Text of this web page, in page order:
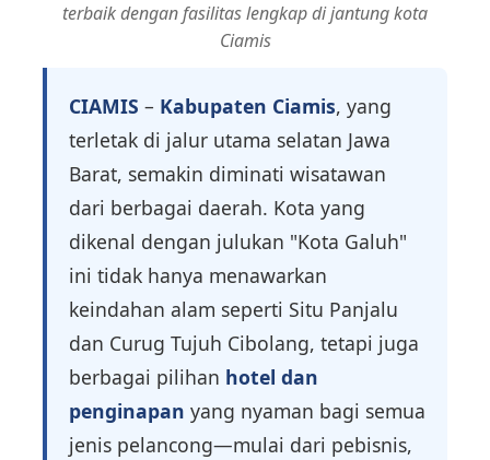
terbaik dengan fasilitas lengkap di jantung kota
Ciamis
CIAMIS – Kabupaten Ciamis, yang
terletak di jalur utama selatan Jawa
Barat, semakin diminati wisatawan
dari berbagai daerah. Kota yang
dikenal dengan julukan "Kota Galuh"
ini tidak hanya menawarkan
keindahan alam seperti Situ Panjalu
dan Curug Tujuh Cibolang, tetapi juga
berbagai pilihan hotel dan
penginapan yang nyaman bagi semua
jenis pelancong—mulai dari pebisnis,